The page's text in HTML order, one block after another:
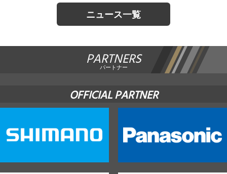
ニュース一覧
PARTNERS
パートナー
OFFICIAL PARTNER